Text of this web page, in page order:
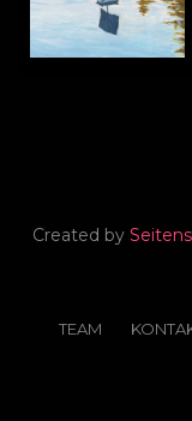
Created by
TEAM